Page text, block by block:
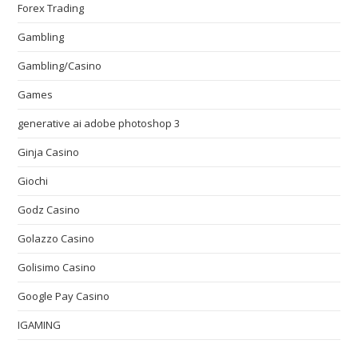
Forex Trading
Gambling
Gambling/Casino
Games
generative ai adobe photoshop 3
Ginja Casino
Giochi
Godz Casino
Golazzo Casino
Golisimo Casino
Google Pay Casino
IGAMING